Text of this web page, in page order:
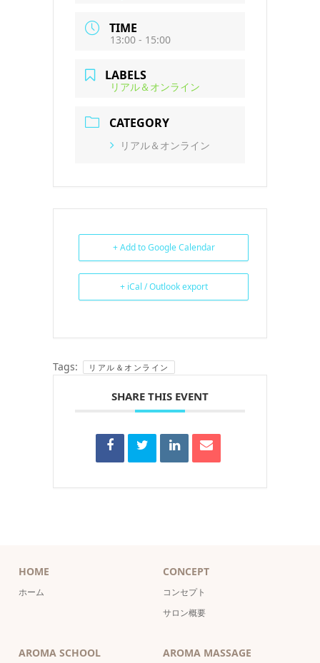
TIME
13:00 - 15:00
LABELS
リアル＆オンライン
CATEGORY
リアル＆オンライン
+ Add to Google Calendar
+ iCal / Outlook export
Tags: リアル＆オンライン
SHARE THIS EVENT
HOME
ホーム
CONCEPT
コンセプト
サロン概要
AROMA SCHOOL AROMA MASSAGE